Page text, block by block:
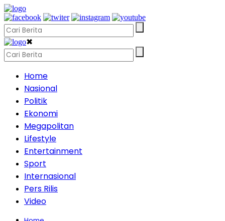
✖
Home
Nasional
Politik
Ekonomi
Megapolitan
Lifestyle
Entertainment
Sport
Internasional
Pers Rilis
Video